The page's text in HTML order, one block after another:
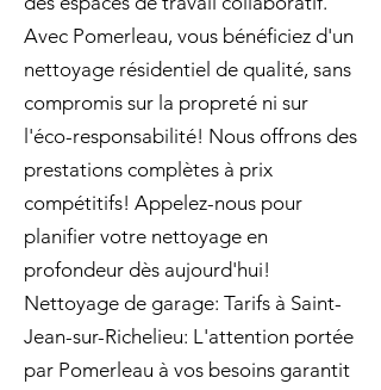
Avec Pomerleau, vous bénéficiez d'un
nettoyage résidentiel de qualité, sans
compromis sur la propreté ni sur
l'éco-responsabilité! Nous offrons des
prestations complètes à prix
compétitifs! Appelez-nous pour
planifier votre nettoyage en
profondeur dès aujourd'hui!
Nettoyage de garage: Tarifs à Saint-
Jean-sur-Richelieu: L'attention portée
par Pomerleau à vos besoins garantit